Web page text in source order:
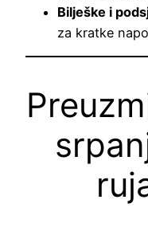
Bilješke i
za kratke